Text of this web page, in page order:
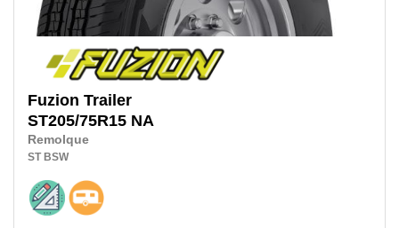
Fuzion Trailer
ST205/75R15 NA
Remolque
ST BSW